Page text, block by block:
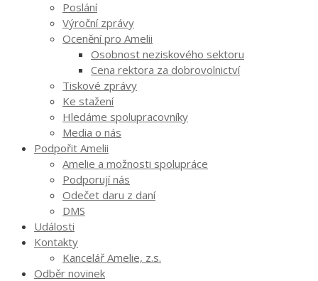
Poslání
Výroční zprávy
Ocenění pro Amelii
Osobnost neziskového sektoru
Cena rektora za dobrovolnictví
Tiskové zprávy
Ke stažení
Hledáme spolupracovníky
Media o nás
Podpořit Amelii
Amelie a možnosti spolupráce
Podporují nás
Odečet daru z daní
DMS
Události
Kontakty
Kancelář Amelie, z.s.
Odběr novinek